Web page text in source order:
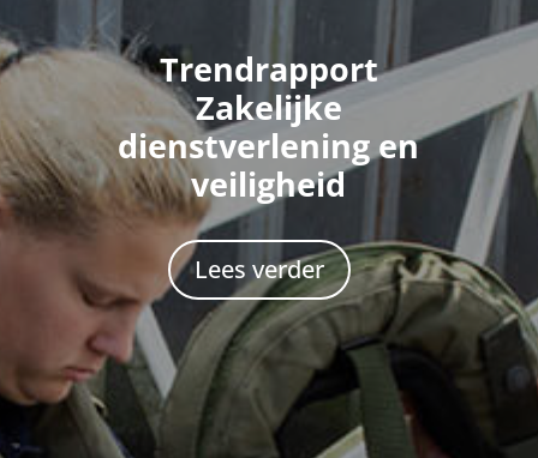
Trendrapport
Zakelijke
dienstverlening en
veiligheid
Lees verder